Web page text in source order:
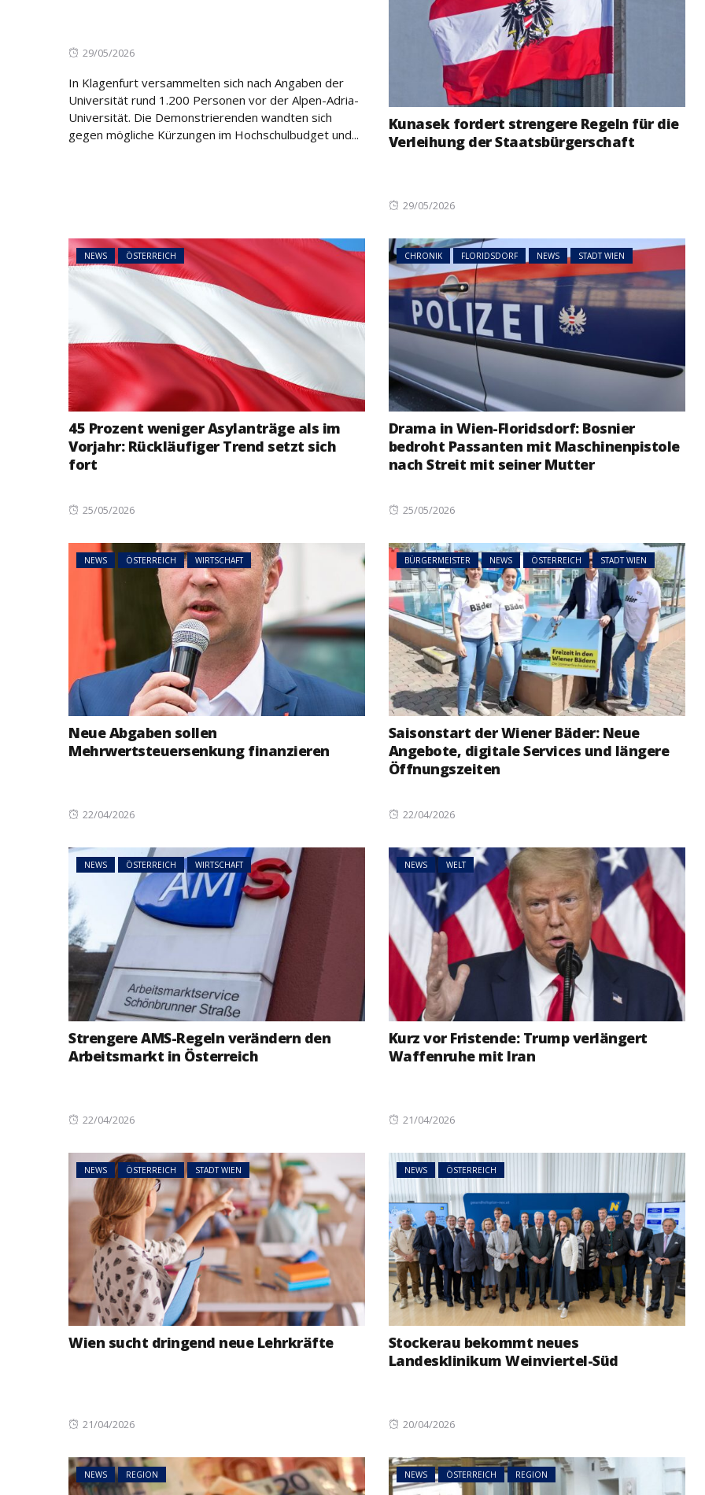
Posted
29/05/2026
In Klagenfurt versammelten sich nach Angaben der
Universität rund 1.200 Personen vor der Alpen-Adria-
Universität. Die Demonstrierenden wandten sich
gegen mögliche Kürzungen im Hochschulbudget und...
Kunasek fordert strengere Regeln für die
Verleihung der Staatsbürgerschaft
Posted
29/05/2026
NEWS ÖSTERREICH
45 Prozent weniger Asylanträge als im
Vorjahr: Rückläufiger Trend setzt sich
fort
Posted
25/05/2026
CHRONIK FLORIDSDORF NEWS STADT WIEN
Drama in Wien-Floridsdorf: Bosnier
bedroht Passanten mit Maschinenpistole
nach Streit mit seiner Mutter
Posted
25/05/2026
NEWS ÖSTERREICH WIRTSCHAFT
Neue Abgaben sollen
Mehrwertsteuersenkung finanzieren
Posted
22/04/2026
BÜRGERMEISTER NEWS ÖSTERREICH STADT WIEN
Saisonstart der Wiener Bäder: Neue
Angebote, digitale Services und längere
Öffnungszeiten
Posted
22/04/2026
NEWS ÖSTERREICH WIRTSCHAFT
Strengere AMS-Regeln verändern den
Arbeitsmarkt in Österreich
Posted
22/04/2026
NEWS WELT
Kurz vor Fristende: Trump verlängert
Waffenruhe mit Iran
Posted
21/04/2026
NEWS ÖSTERREICH STADT WIEN
Wien sucht dringend neue Lehrkräfte
Posted
21/04/2026
NEWS ÖSTERREICH
Stockerau bekommt neues
Landesklinikum Weinviertel-Süd
Posted
20/04/2026
NEWS REGION NEWS ÖSTERREICH REGION
NEWS ÖSTERREICH
45 Prozent weniger
Asylanträge als im Vorjahr:
Studierende protestieren